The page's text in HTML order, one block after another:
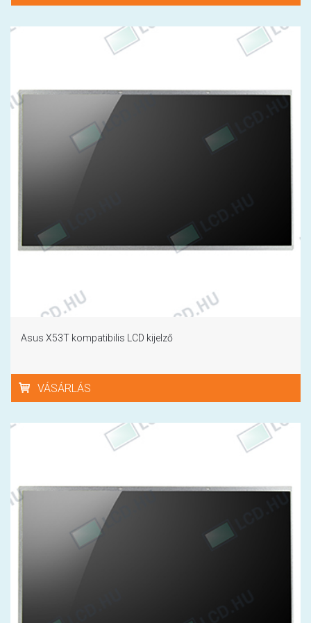
Asus X53T kompatibilis LCD kijelző
VÁSÁRLÁS